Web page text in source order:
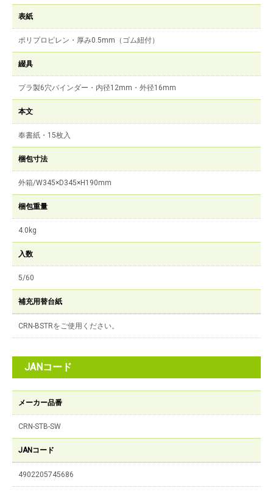
表紙
ポリプロピレン・厚み0.5mm（ゴム紐付）
綴具
プラ製6穴バインダー・内径12mm・外径16mm
本文
奉書紙・15枚入
梱包寸法
外箱/W345×D345×H190mm
梱包重量
4.0kg
入数
5/60
補充用替台紙
CRN-BSTRをご使用ください。
JANコード
メーカー品番
CRN-STB-SW
JANコード
4902205745686